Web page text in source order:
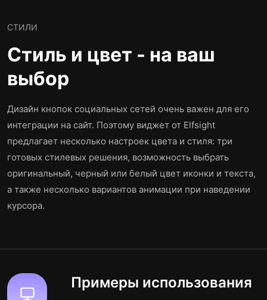
СТИЛИ
Стиль и цвет - на ваш
выбор
Дизайн кнопок социальных сетей очень важен для его
интеграции на сайт. Поэтому виджет от Elfsight
предлагает несколько настроек цвета и стиля: три
готовых стилевых решения, возможность выбрать
оригинальный, черный или белый цвет иконки и текста,
а также несколько вариантов анимации при наведении
курсора.
Примеры использования